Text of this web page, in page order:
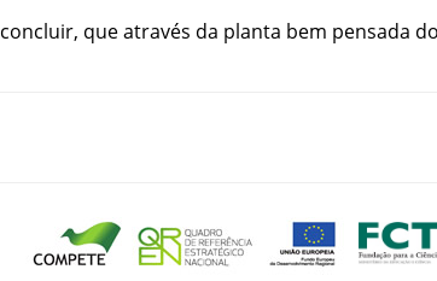
concluir, queatravés da planta bem pensada do